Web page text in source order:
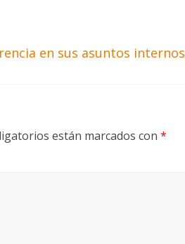
en sus asuntos internos
están marcados con *